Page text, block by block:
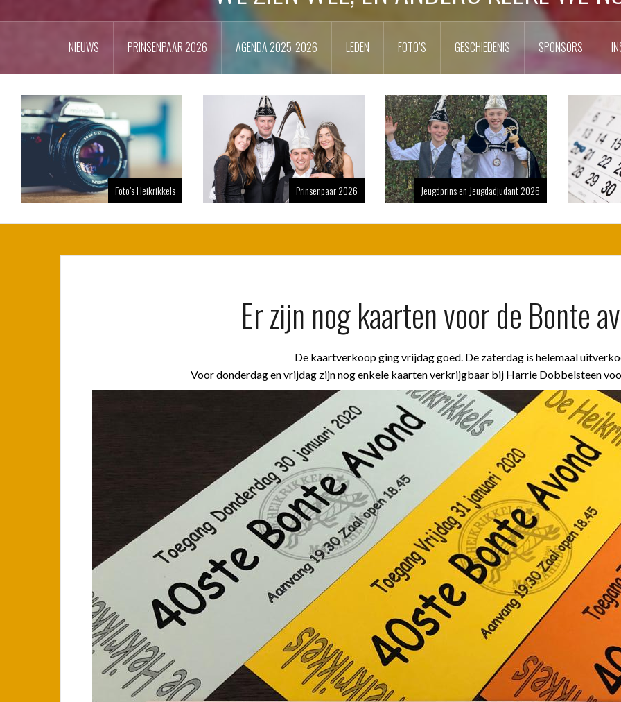
NIEUWS PRINSENPAAR 2026 AGENDA 2025-2026 LEDEN FOTO’S GESCHIEDENIS SPONSORS
Foto’s Heikrikkels Prinsenpaar 2026 Jeugdprins en Jeugdadjudant 2026
Er zijn nog kaarten voor de Bonte
De kaartverkoop ging vrijdag goed. De zaterdag is helemaal
Voor donderdag en vrijdag zijn nog enkele kaarten verkrijgbaar bij Harrie Dobbelsteen